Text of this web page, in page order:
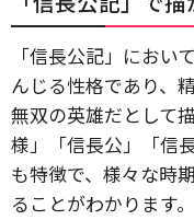
「信長公記」におい
んじる性格であり、
無双の英雄だとして
様」「信長公」「信
も特徴で、様々な時
ることがわかります。